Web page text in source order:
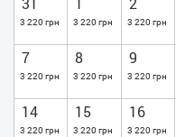
3 220 грн 3 220 грн 3 220 грн
7
3 220 грн
8
3 220 грн
9
3 220 грн
14
3 220 грн
15
3 220 грн
16
3 220 грн